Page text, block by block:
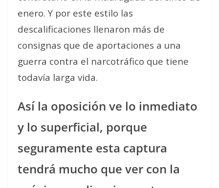
enero. Y por este estilo las
descalificaciones llenaron más de
consignas que de aportaciones a una
guerra contra el narcotráfico que tiene
todavía larga vida.
Así la oposición ve lo inmediato
y lo superficial, porque
seguramente esta captura
tendrá mucho que ver con la